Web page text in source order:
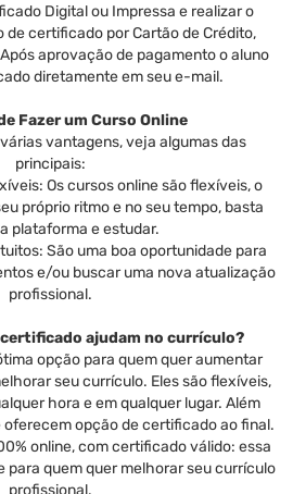
Digital ou Impressa e realizar o
de certificado por Cartão de Crédito,
aprovação de pagamento o aluno
diretamente em seu e-mail.
Fazer um Curso Online
vantagens, veja algumas das
principais:
Os cursos online são flexíveis, o
próprio ritmo e no seu tempo, basta
plataforma e estudar.
São uma boa oportunidade para
e/ou buscar uma nova atualização
profissional.
ajudam no currículo?
opção para quem quer aumentar
seu currículo. Eles são flexíveis,
hora e em qualquer lugar. Além
oferecem opção de certificado ao final.
online, com certificado válido: essa
para quem quer melhorar seu currículo
profissional.